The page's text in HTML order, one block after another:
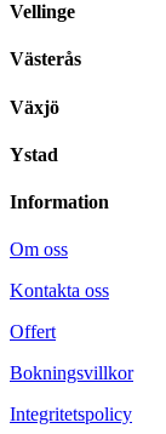
Vellinge
Västerås
Växjö
Ystad
Information
Om oss
Kontakta oss
Offert
Bokningsvillkor
Integritetspolicy